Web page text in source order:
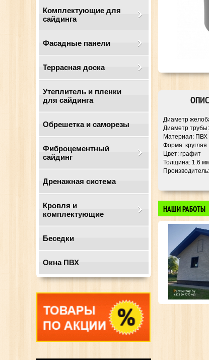
Комплектующие для
сайдинга
Фасадные панели
Террасная доска
Утеплитель и пленки
для сайдинга
Обрешетка и саморезы
Фиброцементный
сайдинг
Дренажная система
Кровля и
комплектующие
Беседки
Окна ПВХ
Диаметр
Диаметр
Материал: ПВХ
Форма: круглая
Цвет: графит
Толщина: 1.6
НАШИ РАБОТЫ